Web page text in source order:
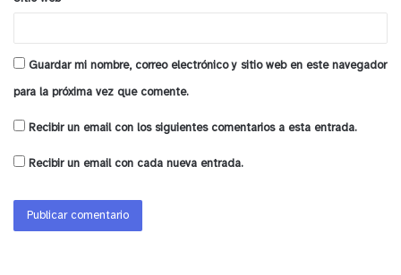
Guardar mi nombre, correo electrónico y sitio web en este navegador
para la próxima vez que comente.
Recibir un email con los siguientes comentarios a esta entrada.
Recibir un email con cada nueva entrada.